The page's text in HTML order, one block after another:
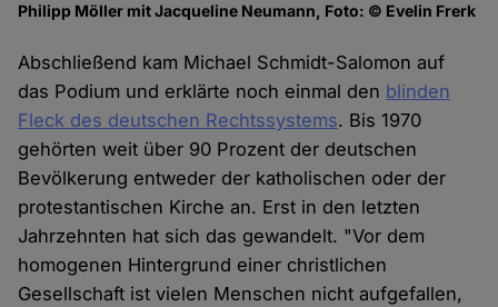
Philipp Möller mit Jacqueline Neumann, Foto: © Evelin Frerk
Abschließend kam Michael Schmidt-Salomon auf
das Podium und erklärte noch einmal den blinden
Fleck des deutschen Rechtssystems. Bis 1970
gehörten weit über 90 Prozent der deutschen
Bevölkerung entweder der katholischen oder der
protestantischen Kirche an. Erst in den letzten
Jahrzehnten hat sich das gewandelt. "Vor dem
homogenen Hintergrund einer christlichen
Gesellschaft ist vielen Menschen nicht aufgefallen,